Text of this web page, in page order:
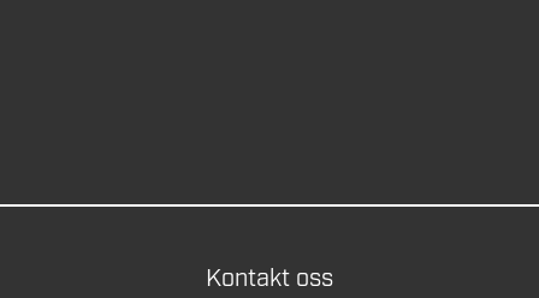
Kontakt oss